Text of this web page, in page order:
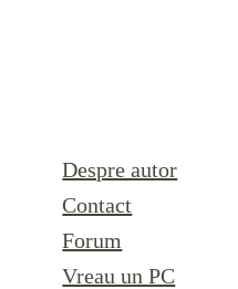
Despre autor
Contact
Forum
Vreau un PC